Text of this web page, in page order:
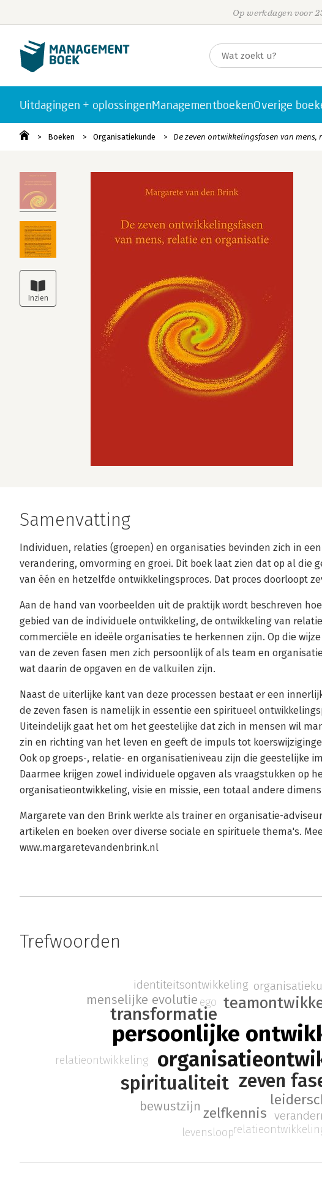
Op werkdagen voor
Uitdagingen + oplossingenManagementboekenOverige
Boeken Organisatiekunde De zeven ontwikkelingsfasen van
Samenvatting
Individuen, relaties (groepen) en organisaties bevinden zich in
verandering, omvorming en groei. Dit boek laat zien dat op al die
van één en hetzelfde ontwikkelingsproces. Dat proces doorloopt
Aan de hand van voorbeelden uit de praktijk wordt beschreven
gebied van de individuele ontwikkeling, de ontwikkeling van
commerciële en ideële organisaties te herkennen zijn. Op die
van de zeven fasen men zich persoonlijk of als team en
wat daarin de opgaven en de valkuilen zijn.
Naast de uiterlijke kant van deze processen bestaat er een
de zeven fasen is namelijk in essentie een spiritueel
Uiteindelijk gaat het om het geestelijke dat zich in mensen wil
zin en richting van het leven en geeft de impuls tot
Ook op groeps-, relatie- en organisatieniveau zijn die geestelijke
Daarmee krijgen zowel individuele opgaven als vraagstukken op
organisatieontwikkeling, visie en missie, een totaal andere
Margarete van den Brink werkte als trainer en organisatie-
artikelen en boeken over diverse sociale en spirituele thema's.
www.margaretevandenbrink.nl
Trefwoorden
persoonlijke
zeven
spiritualiteit
transformatie
zelfkennis
bewustzijn
menselijke evolutie
identiteitsontwikkeling
relatieontwikkeling
ego
levensloop